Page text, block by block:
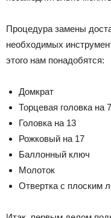
Процедура замены
необходимых
этого нам понадобятся:
Домкрат
Торцевая головка на
Головка на 13
Рожковый на 17
Баллонный ключ
Молоток
Отвертка с плоским